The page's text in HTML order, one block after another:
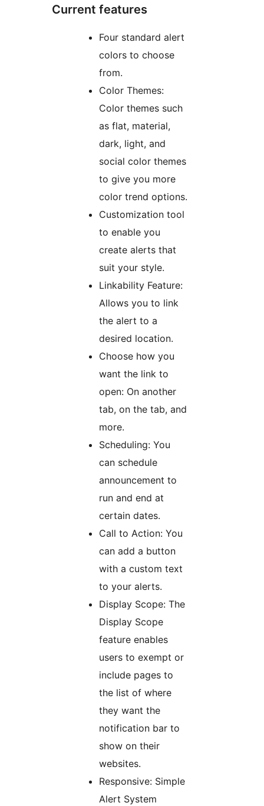
Current features
Four standard alert
colors to choose
from.
Color Themes:
Color themes such
as flat, material,
dark, light, and
social color themes
to give you more
color trend options.
Customization tool
to enable you
create alerts that
suit your style.
Linkability Feature:
Allows you to link
the alert to a
desired location.
Choose how you
want the link to
open: On another
tab, on the tab, and
more.
Scheduling: You
can schedule
announcement to
run and end at
certain dates.
Call to Action: You
can add a button
with a custom text
to your alerts.
Display Scope: The
Display Scope
feature enables
users to exempt or
include pages to
the list of where
they want the
notification bar to
show on their
websites.
Responsive: Simple
Alert System